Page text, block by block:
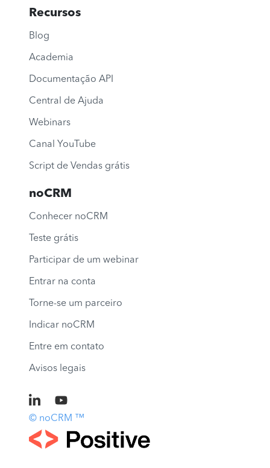
Recursos
Blog
Academia
Documentação API
Central de Ajuda
Webinars
Canal YouTube
Script de Vendas grátis
noCRM
Conhecer noCRM
Teste grátis
Participar de um webinar
Entrar na conta
Torne-se um parceiro
Indicar noCRM
Entre em contato
Avisos legais
© noCRM ™